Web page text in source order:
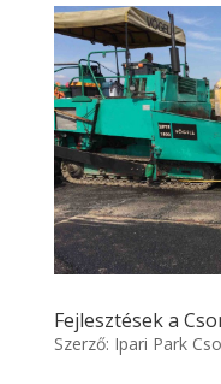
Fejlesztések a
Szerző: Ipari Park